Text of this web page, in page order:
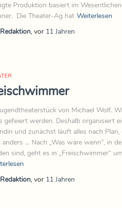
Produktion basiert im
Die Theater-Ag hat Weiterlesen
Redaktion, vor 11 Jahren
von Michael Wolf.
gefeiert werden. Deshalb organisiert
und zunächst läuft alles nach
anders … Nach „Was wäre wenn“, in
sind, geht es in „Freischwimmer“
Redaktion, vor 11 Jahren